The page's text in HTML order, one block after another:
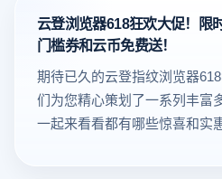
会，请记得在活动期间及时充
啦~云登充值路径 云登浏览器
户端 - 点击左侧“费用管理”- 点
后，选择任意金额进行充值即
App：打开云登App - 点击底部
云登浏览器618狂欢大促！限
门槛券和云币免费送！
期待已久的云登指纹浏览器
们为您精心策划了一系列丰富
一起来看看都有哪些惊喜和实